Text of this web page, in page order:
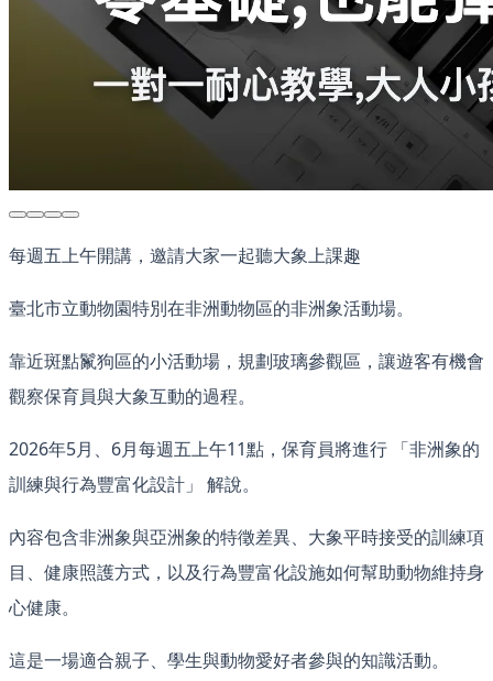
每週五上午開講，邀請大家一起聽大象上課趣
臺北市立動物園特別在非洲動物區的非洲象活動場。
靠近斑點鬣狗區的小活動場，規劃玻璃參觀區，讓遊客有機會
觀察保育員與大象互動的過程。
2026年5月、6月每週五上午11點，保育員將進行 「非洲象的
訓練與行為豐富化設計」 解說。
內容包含非洲象與亞洲象的特徵差異、大象平時接受的訓練項
目、健康照護方式，以及行為豐富化設施如何幫助動物維持身
心健康。
這是一場適合親子、學生與動物愛好者參與的知識活動。